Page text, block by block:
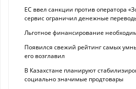
ЕС ввел санкции против оператора
сервис ограничил денежные
Льготное финансирование
Появился свежий рейтинг самых
его возглавил
В Казахстане планируют
социально значимые продтовары